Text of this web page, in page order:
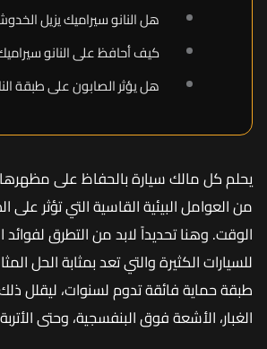
هل النانو سيراميك يزيل
كيف أحافظ على النانو
هل يؤثر الصابون على طبقة
يحلم كل مالك سيارة بالحفاظ على مظهرها
من العوامل البيئية القاسية التي تؤثر على
الوقت. وهنا تحديداً لابد من التطرق لفوائد
للسيارات الكثيرة والتي تعد بمثابة الحل
طبقة حماية فائقة تدوم لسنوات، ليقلل
الغبار، الأشعة فوق البنفسجية، وحتى